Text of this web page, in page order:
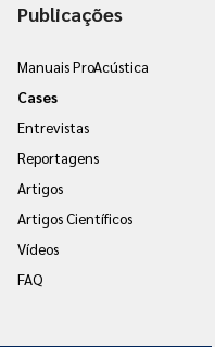
Publicações
Manuais ProAcústica
Cases
Entrevistas
Reportagens
Artigos
Artigos Científicos
Vídeos
FAQ